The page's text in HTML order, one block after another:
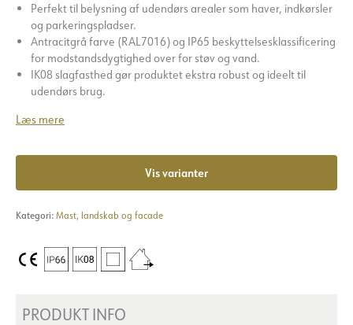
Perfekt til belysning af udendørs arealer som haver, indkørsler
og parkeringspladser.
Antracitgrå farve (RAL7016) og IP65 beskyttelsesklassificering
for modstandsdygtighed over for støv og vand.
IK08 slagfasthed gør produktet ekstra robust og ideelt til
udendørs brug.
Læs mere
Vis varianter
Kategori: Mast, landskab og facade
PRODUKT INFO